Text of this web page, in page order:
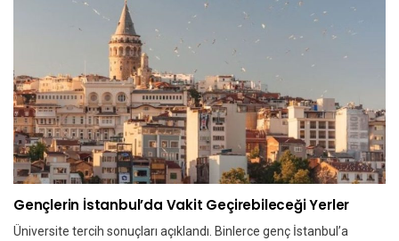
Gençlerin İstanbul’da Vakit Geçirebileceği Yerler
Üniversite tercih sonuçları açıklandı. Binlerce genç İstanbul’a